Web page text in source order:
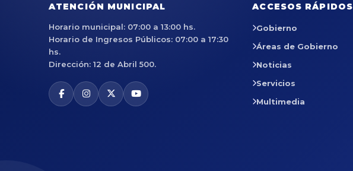
ATENCIÓN MUNICIPAL
Horario municipal: 07:00 a 13:00 hs.
Horario de Ingresos Públicos: 07:00 a 17:30
hs.
Dirección: 12 de Abril 500.
ACCESOS RÁPIDOS
Gobierno
Áreas de Gobierno
Noticias
Servicios
Multimedia